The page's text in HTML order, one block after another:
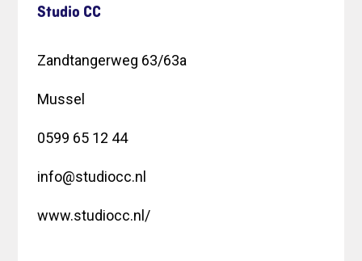
Studio CC
Zandtangerweg 63/63a
Mussel
0599 65 12 44
info@studiocc.nl
www.studiocc.nl/